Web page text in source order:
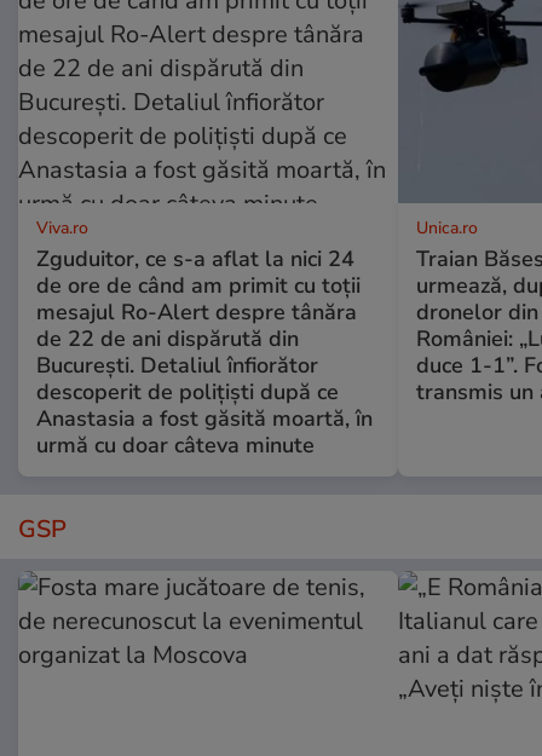
Viva.ro
Zguduitor, ce s-a aflat la nici 24
de ore de când am primit cu toții
mesajul Ro-Alert despre tânăra
de 22 de ani dispărută din
București. Detaliul înfiorător
descoperit de polițiști după ce
Anastasia a fost găsită moartă, în
urmă cu doar câteva minute
Unica.ro
Traian
urmează,
dronelor
României:
duce 1-1”.
transmis un
GSP